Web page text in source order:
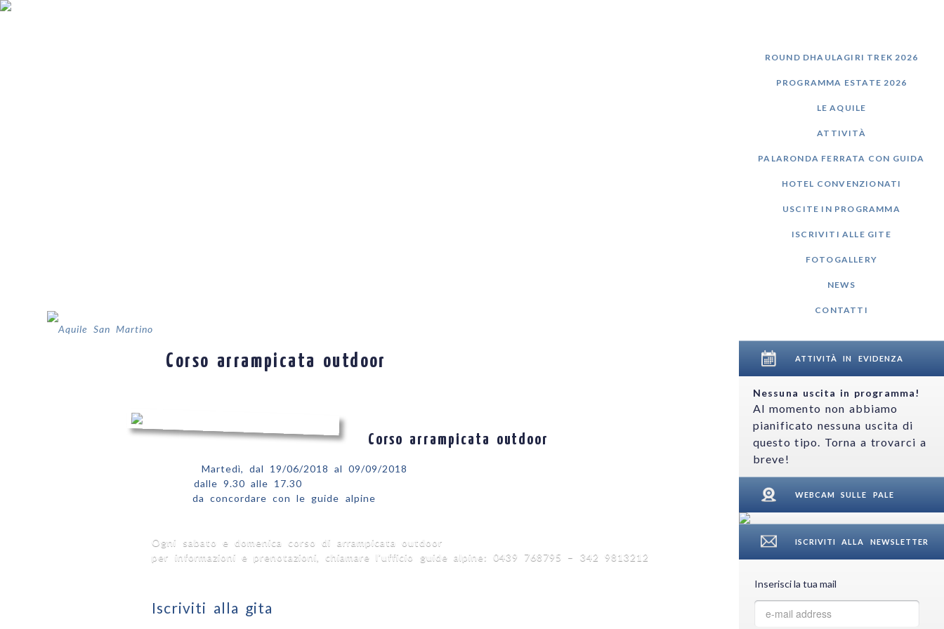
ROUND DHAULAGIRI TREK 2026
PROGRAMMA ESTATE 2026
LE AQUILE
ATTIVITÀ
PALARONDA FERRATA CON GUIDA
HOTEL CONVENZIONATI
USCITE IN PROGRAMMA
ISCRIVITI ALLE GITE
FOTOGALLERY
NEWS
CONTATTI
ATTIVITÀ IN EVIDENZA
Nessuna uscita in programma!
Al momento non abbiamo
pianificato nessuna uscita di
questo tipo. Torna a trovarci a
breve!
WEBCAM SULLE PALE
ISCRIVITI ALLA NEWSLETTER
Inserisci la tua mail
Corso arrampicata outdoor
Corso arrampicata outdoor
Martedì, dal 19/06/2018 al 09/09/2018
dalle 9.30 alle 17.30
da concordare con le guide alpine
Ogni sabato e domenica corso di arrampicata outdoor
per informazioni e prenotazioni, chiamare l’ufficio guide alpine: 0439 768795 – 342 9813212
Iscriviti alla gita